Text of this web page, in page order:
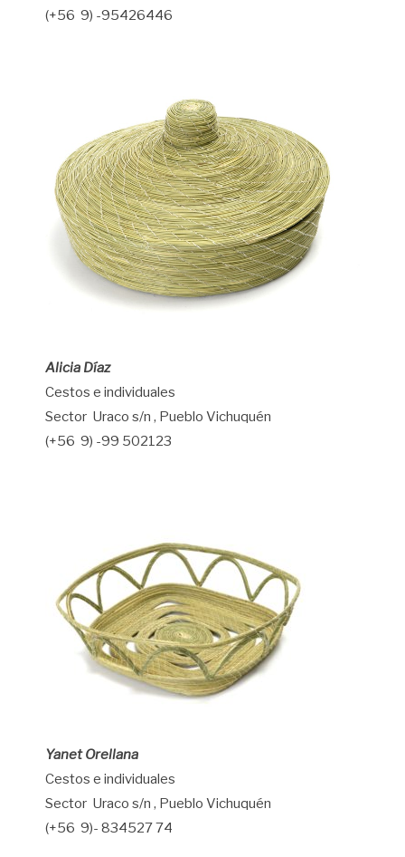
(+56 9) -95426446
Alicia Díaz
Cestos e individuales
Sector Uraco s/n , Pueblo Vichuquén
(+56 9) -99 502123
Yanet Orellana
Cestos e individuales
Sector Uraco s/n , Pueblo Vichuquén
(+56 9)- 834527 74